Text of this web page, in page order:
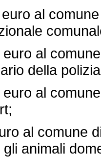
al
al
della
al
al comune
animali